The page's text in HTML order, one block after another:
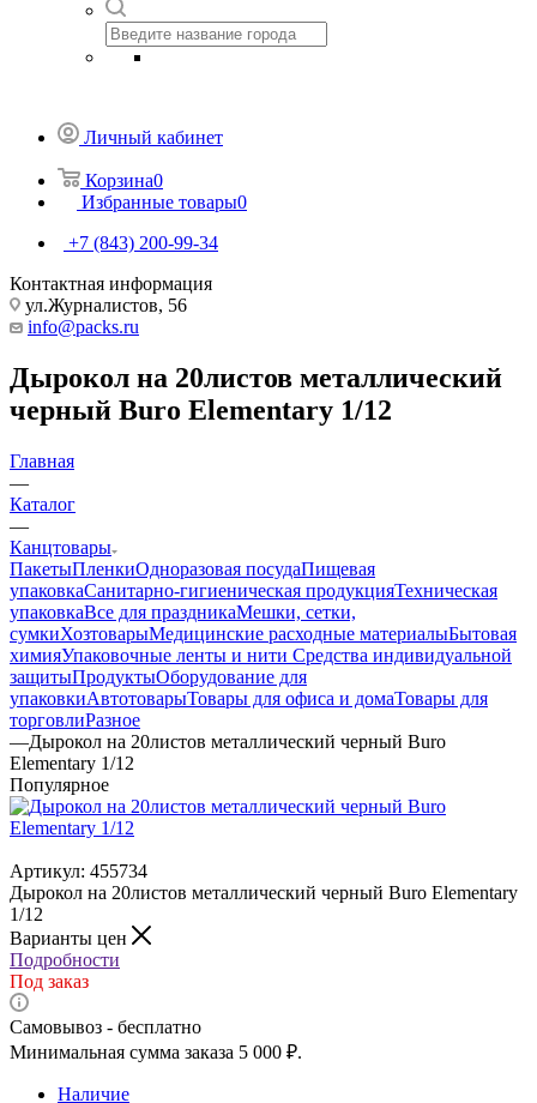
Личный кабинет
Корзина0
Избранные товары0
+7 (843) 200-99-34
Контактная информация
ул.Журналистов, 56
info@packs.ru
Дырокол на 20листов металлический
черный Buro Elementary 1/12
Главная
—
Каталог
—
Канцтовары
ПакетыПленкиОдноразовая посудаПищевая
упаковкаСанитарно-гигиеническая продукцияТехническая
упаковкаВсе для праздникаМешки, сетки,
сумкиХозтоварыМедицинские расходные материалыБытовая
химияУпаковочные ленты и нити Средства индивидуальной
защитыПродуктыОборудование для
упаковкиАвтотоварыТовары для офиса и домаТовары для
торговлиРазное
—Дырокол на 20листов металлический черный Buro
Elementary 1/12
Популярное
Артикул: 455734
Дырокол на 20листов металлический черный Buro Elementary
1/12
Варианты цен
Подробности
Под заказ
Самовывоз - бесплатно
Минимальная сумма заказа 5 000 ₽.
Наличие